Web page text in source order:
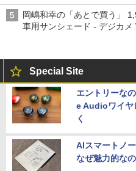
る「Filmator」
岡嶋和幸の「あとで買う」
車用サンシェード - デジカメ
Special Site
エントリーな
e Audioワイヤ
く
AIスマートノ
なぜ魅力的な